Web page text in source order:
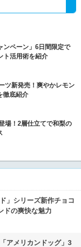
ンペーン」6日間限定で
ト活用術を紹介
ツ新発売！爽やかレモン
徹底紹介
場！2層仕立てで和梨の
」シリーズ新作チョコ
ドの爽快な魅力
アメリカンドッグ」3